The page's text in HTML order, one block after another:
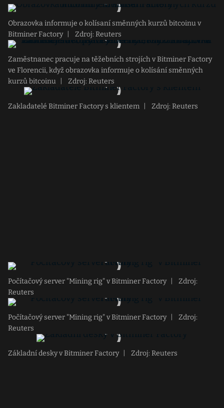
Obrazovka informuje o kolísaní směnných kurzů bitcoinu v
Bitminer Factory
Zdroj: Reuters
Zaměstnanec pracuje na těžebních strojích v Bitminer Factory
ve Florencii, když obrazovka informuje o kolísání směnných
kurzů bitcoinu
Zdroj: Reuters
Zakladatelé Bitminer Factory s klientem Zdroj: Reuters
Počítačový server "Mining rig" v Bitminer Factory
Zdroj:
Reuters
Počítačový server "Mining rig" v Bitminer Factory
Zdroj:
Reuters
Základní desky v Bitminer Factory Zdroj: Reuters